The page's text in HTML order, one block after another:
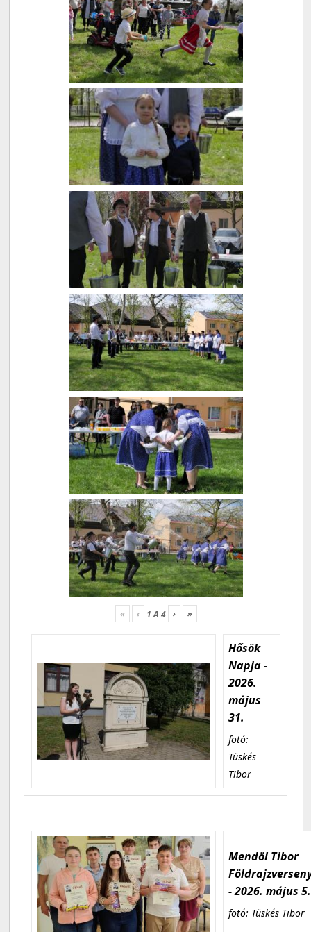
« ‹ 1A 4 › »
Hősök
Napja -
2026.
május
31.
fotó:
Tüskés
Tibor
Mendöl Tibor
- 2026. május 5.
fotó: Tüskés Tibor